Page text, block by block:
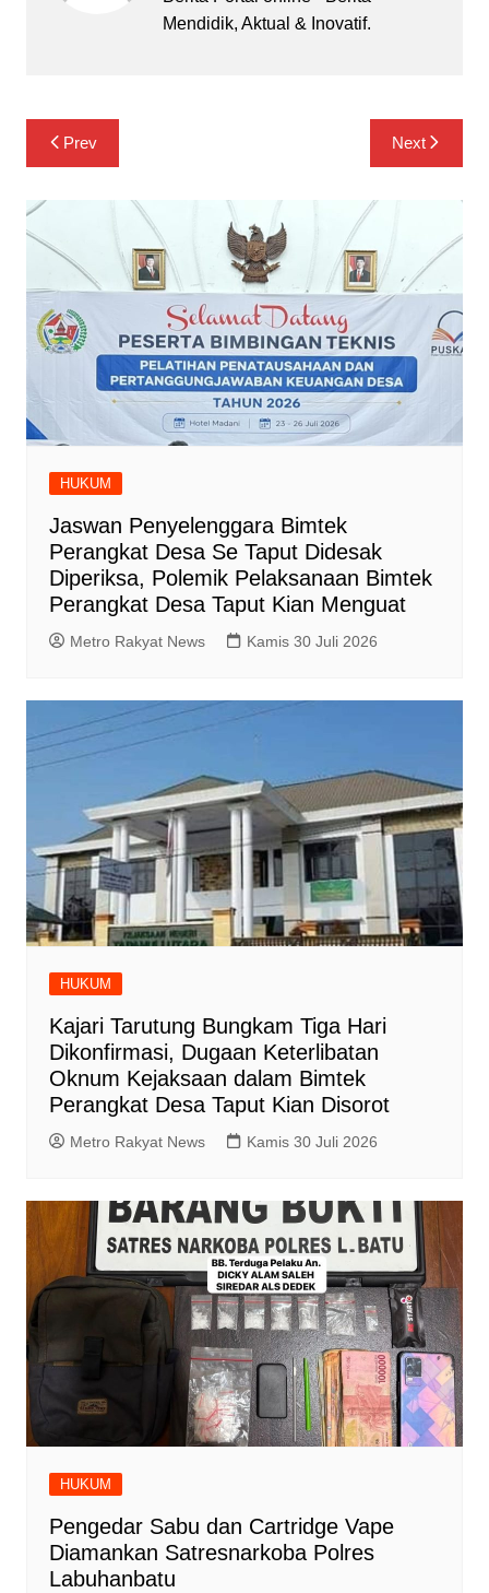
Mendidik, Aktual & Inovatif.
Navigasi
pos
Prev Next
HUKUM
Jaswan Penyelenggara Bimtek
Perangkat Desa Se Taput Didesak
Diperiksa, Polemik Pelaksanaan Bimtek
Perangkat Desa Taput Kian Menguat
Metro Rakyat News Kamis 30 Juli 2026
HUKUM
Kajari Tarutung Bungkam Tiga Hari
Dikonfirmasi, Dugaan Keterlibatan
Oknum Kejaksaan dalam Bimtek
Perangkat Desa Taput Kian Disorot
Metro Rakyat News Kamis 30 Juli 2026
HUKUM
Pengedar Sabu dan Cartridge Vape
Diamankan Satresnarkoba Polres
Labuhanbatu